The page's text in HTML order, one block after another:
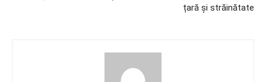
țară și străinătate